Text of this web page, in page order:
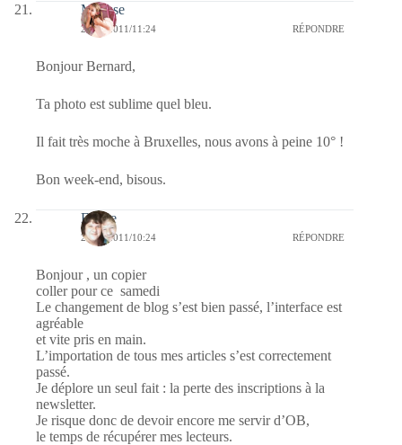
Mousse
23/07/2011/11:24 RÉPONDRE
Bonjour Bernard,
Ta photo est sublime quel bleu.
Il fait très moche à Bruxelles, nous avons à peine 10° !
Bon week-end, bisous.
Eliane
23/07/2011/10:24 RÉPONDRE
Bonjour , un copier
coller pour ce samedi
Le changement de blog s’est bien passé, l’interface est
agréable
et vite pris en main.
L’importation de tous mes articles s’est correctement
passé.
Je déplore un seul fait : la perte des inscriptions à la
newsletter.
Je risque donc de devoir encore me servir d’OB,
le temps de récupérer mes lecteurs.